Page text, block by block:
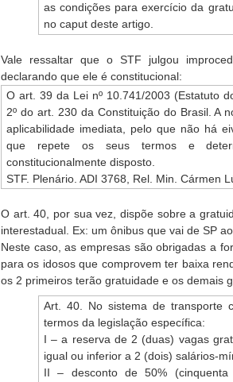
as condições para exercício da
no caput deste artigo.
Vale ressaltar que o STF julgou
declarando que ele é constitucional:
O art. 39 da Lei nº 10.741/2003 (Estatuto
2º do art. 230 da Constituição do Brasil. A
aplicabilidade imediata, pelo que não há
que repete os seus termos e
constitucionalmente disposto.
STF. Plenário. ADI 3768, Rel. Min. Cármen
O art. 40, por sua vez, dispõe sobre a
interestadual. Ex: um ônibus que vai de SP
Neste caso, as empresas são obrigadas a
para os idosos que comprovem ter baixa
os 2 primeiros terão gratuidade e os demais
Art. 40. No sistema de transporte
termos da legislação específica:
I – a reserva de 2 (duas) vagas
igual ou inferior a 2 (dois) salários-
II – desconto de 50%